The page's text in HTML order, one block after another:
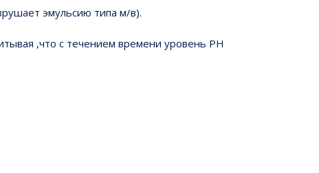
эмульсию типа м/в).
,что с течением времени уровень PH